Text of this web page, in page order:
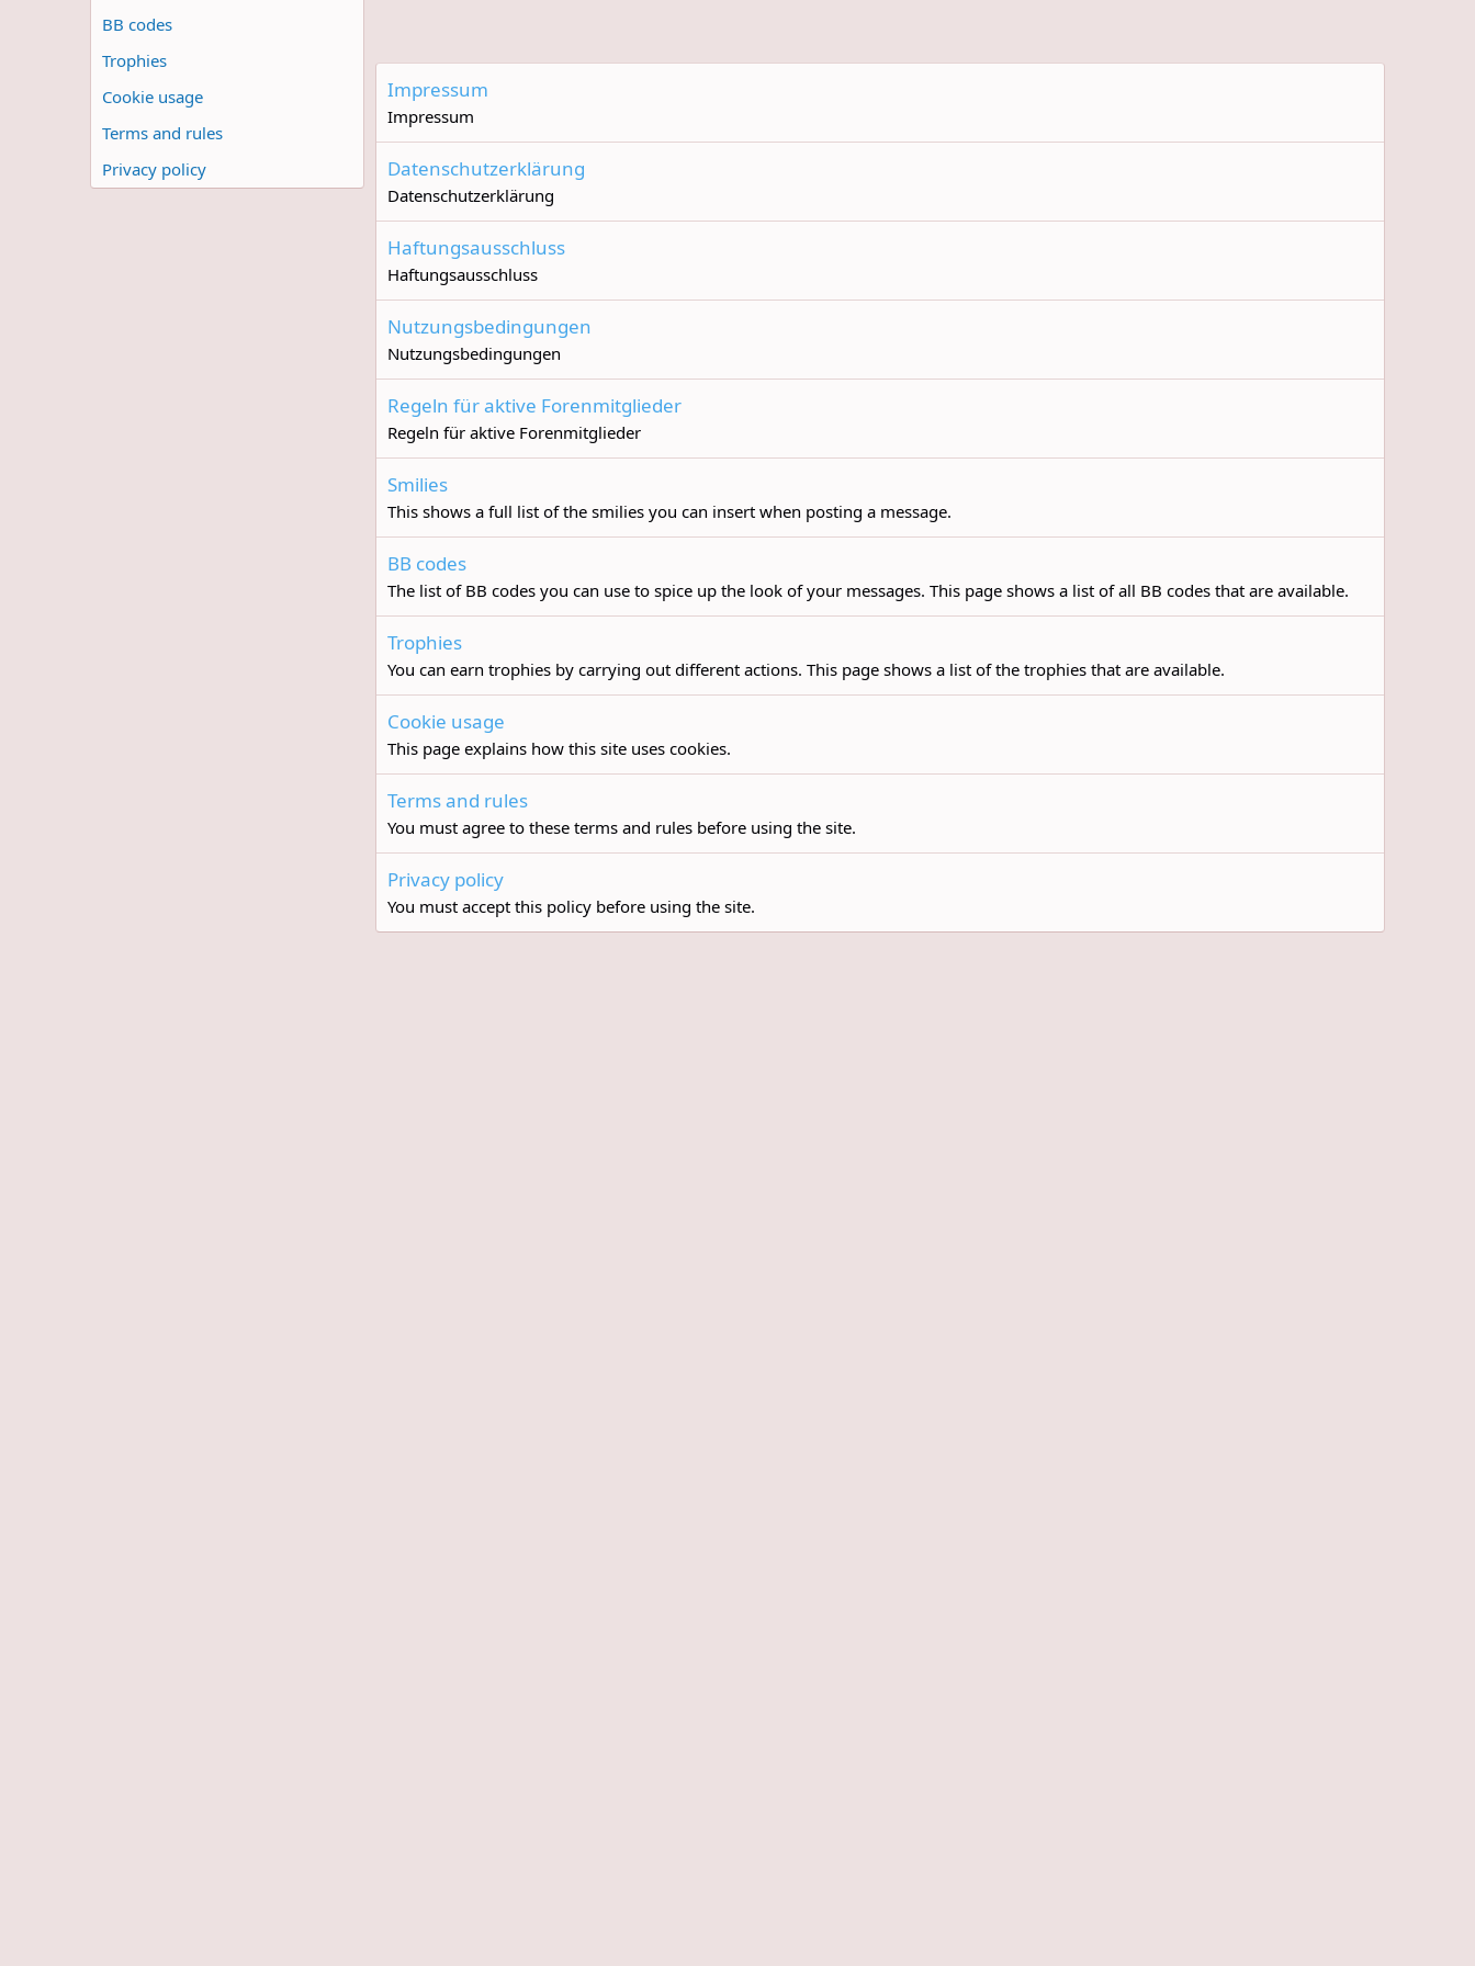
BB codes
Trophies
Cookie usage
Terms and rules
Privacy policy
Impressum
Impressum
Datenschutzerklärung
Datenschutzerklärung
Haftungsausschluss
Haftungsausschluss
Nutzungsbedingungen
Nutzungsbedingungen
Regeln für aktive Forenmitglieder
Regeln für aktive Forenmitglieder
Smilies
This shows a full list of the smilies you can insert when posting a message.
BB codes
The list of BB codes you can use to spice up the look of your messages. This page shows a list of all BB codes that are available.
Trophies
You can earn trophies by carrying out different actions. This page shows a list of the trophies that are available.
Cookie usage
This page explains how this site uses cookies.
Terms and rules
You must agree to these terms and rules before using the site.
Privacy policy
You must accept this policy before using the site.